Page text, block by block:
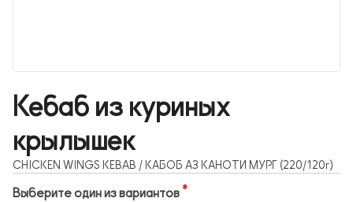
Кебаб из куриных
крылышек
CHICKEN WINGS KEBAB / КАБОБ АЗ КАНОТИ МУРГ (220/120г)
Выберите один из вариантов